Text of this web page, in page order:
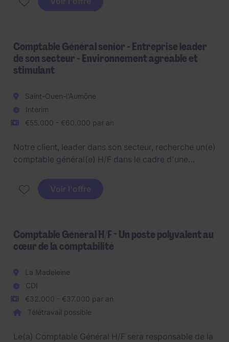
Comptable Général senior - Entreprise leader
de son secteur - Environnement agréable et
stimulant
Saint-Ouen-l’Aumône
Interim
€55.000 - €60.000 par an
Notre client, leader dans son secteur, recherche un(e)
comptable général(e) H/F dans le cadre d'une
développement sur son site de St Ouen l'Aumône.
Voir l'offre
Comptable Général H/F - Un poste polyvalent au
cœur de la comptabilité
La Madeleine
CDI
€32.000 - €37.000 par an
Télétravail possible
Le(a) Comptable Général H/F sera responsable de la